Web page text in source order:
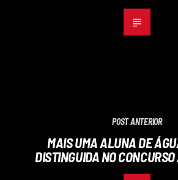
POST ANTERIOR
MAIS UMA ALUNA DE
DISTINGUIDA NO